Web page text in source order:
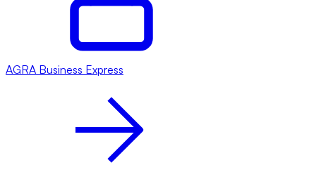
AGRA Business Express